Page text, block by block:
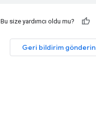
Bu size yardımcı oldu mu?
Geri bildirim gönderin